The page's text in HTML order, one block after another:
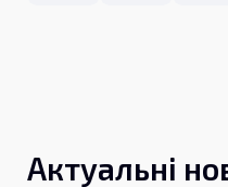
Актуальні